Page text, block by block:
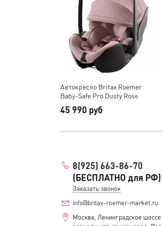
Автокресло Britax Roemer
Baby-Safe Pro Dusty Rose
45 990 руб
8(925) 663-86-70
(БЕСПЛАТНО для РФ)
Заказать звонок
info@britax-roemer-market.ru
Москва, Ленинградское шоссе